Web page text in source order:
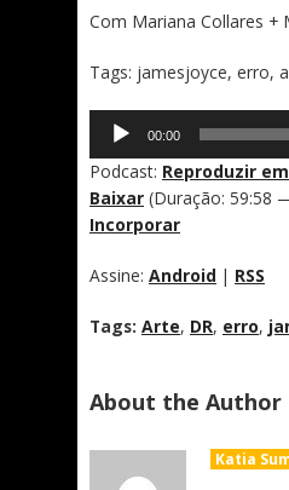
Com Mariana Collares +
Tags: jamesjoyce, erro,
Tocador
áudio
00:00
Podcast: Reproduzir
Baixar (Duração: 59:58
Incorporar
Assine: Android | RSS
Tags: Arte, DR, erro,
About the Author
Katia